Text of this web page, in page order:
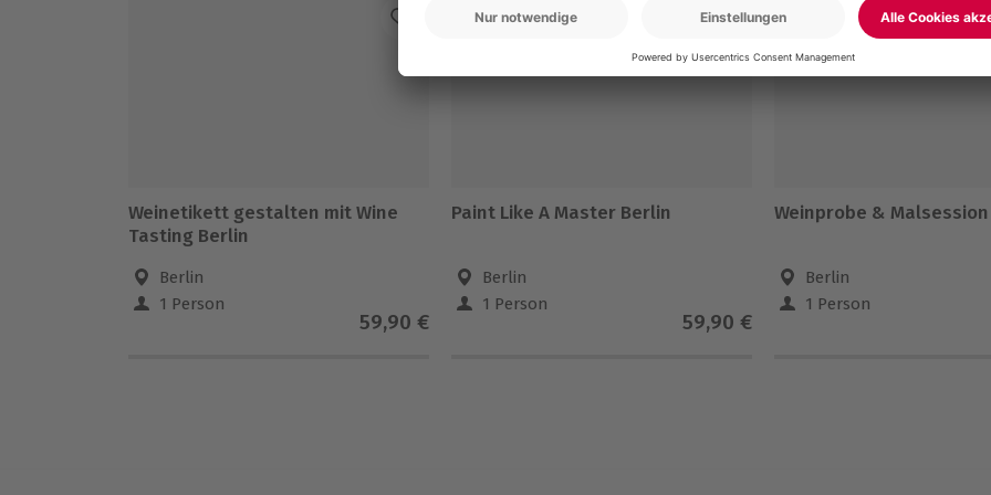
Weinetikett gestalten mit Wine
Tasting Berlin
Berlin
1 Person
59,90 €
-15% CLUB DEAL
Paint Like A Master Berlin
Berlin
1 Person
59,90 €
Weinprobe &
Berlin
1 Person